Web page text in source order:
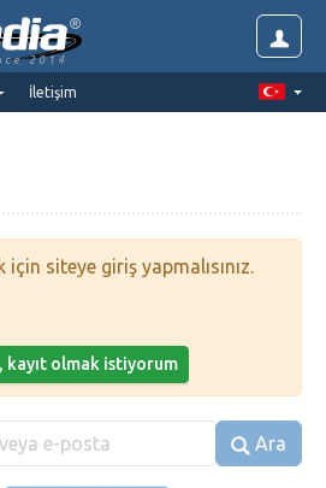
2014
İletişim
için siteye giriş yapmalısınız.
kayıt olmak istiyorum
Ara